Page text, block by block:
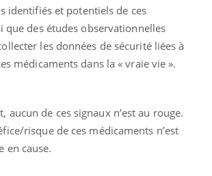
identifiés et potentiels de ces
que des études observationnelles
les données de sécurité liées à
médicaments dans la « vraie vie ».
aucun de ces signaux n’est au rouge.
risque de ces médicaments n’est
en cause.